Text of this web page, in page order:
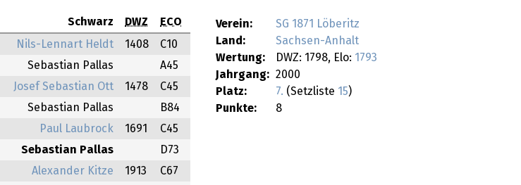
Verein:
SG 1871 Löberitz
Land:
Sachsen-Anhalt
Wertung:
DWZ: 1798, Elo: 1793
Jahrgang: 2000
Platz:
7. (Setzliste 15)
Punkte:
8
Schwarz DWZ
ECO
Nils-Lennart Heldt 1408
C10
Sebastian Pallas
A45
Josef Sebastian Ott 1478
C45
Sebastian Pallas
B84
Paul Laubrock 1691
C45
Sebastian Pallas
D73
Alexander Kitze 1913
C67